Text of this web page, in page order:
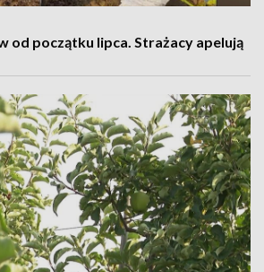
od początku lipca. Strażacy apelują